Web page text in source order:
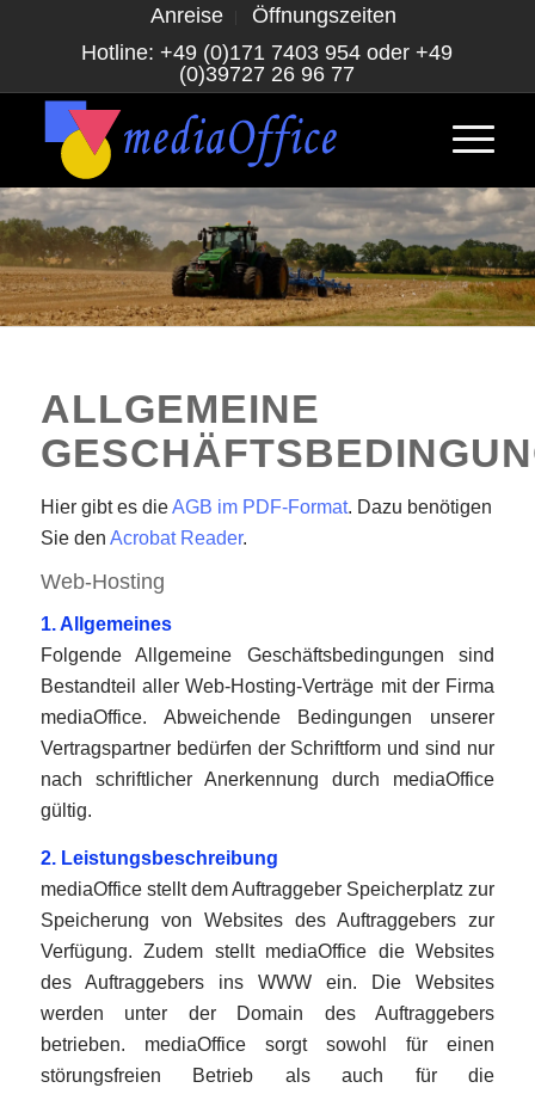
Anreise
Öffnungszeiten
Hotline:+49 (0)171 7403 954 oder+49
(0)39727 26 96 77
ALLGEMEINE
Hier gibt es dieAGB im PDF-Format. Dazu benötigen
Sie den Acrobat Reader.
Web-Hosting
1. Allgemeines
Folgende Allgemeine Geschäftsbedingungen sind
Bestandteil aller Web-Hosting-Verträge mit der Firma
mediaOffice. Abweichende Bedingungen unserer
Vertragspartner bedürfen der Schriftform und sind nur
nach schriftlicher Anerkennung durch mediaOffice
gültig.
2. Leistungsbeschreibung
mediaOffice stellt dem Auftraggeber Speicherplatz zur
Speicherung von Websites des Auftraggebers zur
Verfügung. Zudem stellt mediaOffice die Websites
des Auftraggebers ins WWW ein. Die Websites
werden unter der Domain des Auftraggebers
betrieben. mediaOffice sorgt sowohl für einen
störungsfreien Betrieb als auch für die